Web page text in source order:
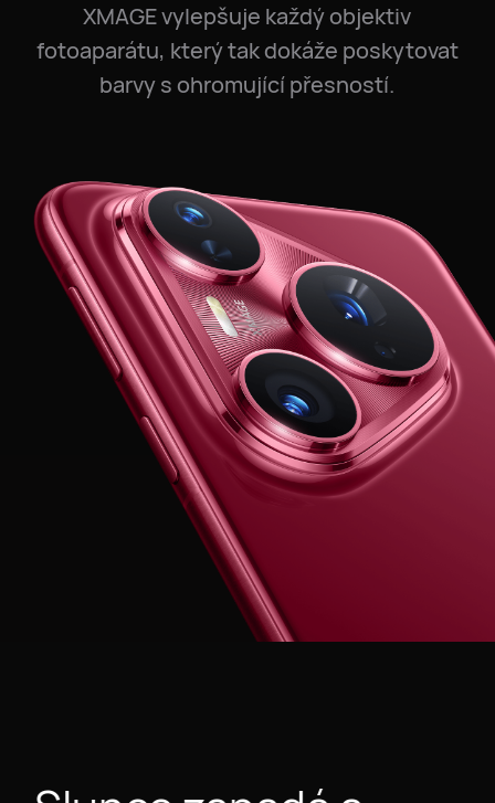
XMAGE vylepšuje každý objektiv
fotoaparátu, který tak dokáže poskytovat
barvy s ohromující přesností.